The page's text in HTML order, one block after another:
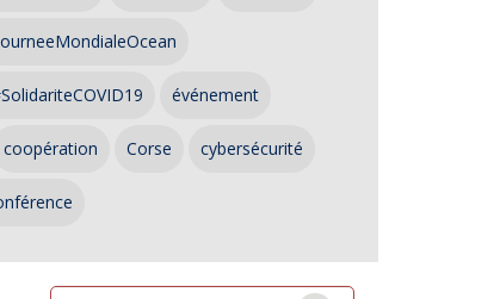
événement
coopération Corse cybersécurité